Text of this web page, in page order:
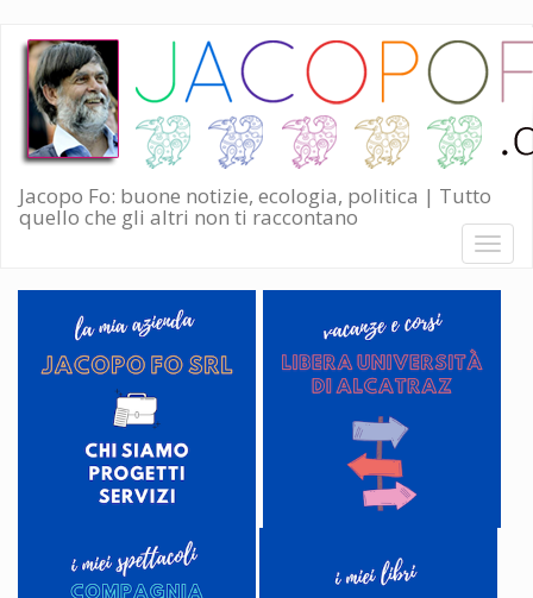
Salta
contenuto
principale
Jacopo Fo: buone notizie, ecologia, politica | Tutto
quello che gli altri non ti raccontano
Toggle